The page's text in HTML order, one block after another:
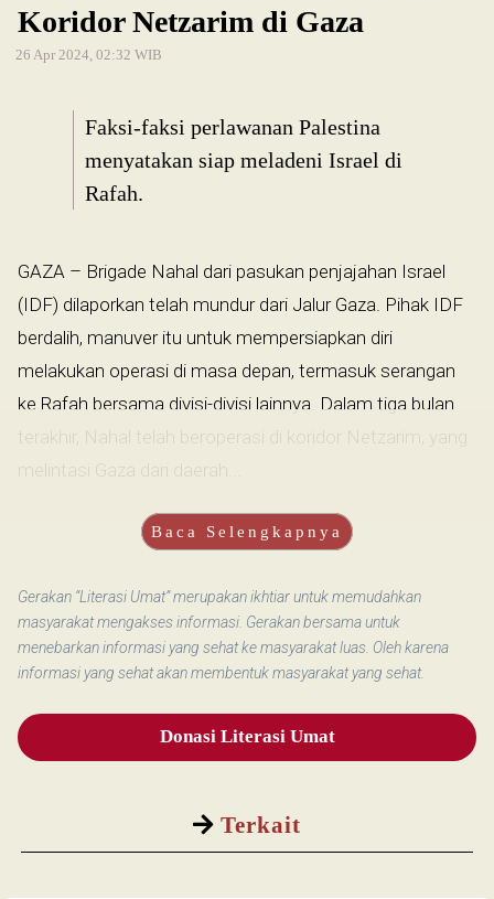
Terkait
Koridor Netzarim di Gaza
26 Apr 2024, 02:32 WIB
Faksi-faksi perlawanan Palestina
menyatakan siap meladeni Israel di
Rafah.
GAZA – Brigade Nahal dari pasukan penjajahan Israel
(IDF) dilaporkan telah mundur dari Jalur Gaza. Pihak IDF
berdalih, manuver itu untuk mempersiapkan diri
melakukan operasi di masa depan, termasuk serangan
ke Rafah bersama divisi-divisi lainnya. Dalam tiga bulan
terakhir, Nahal telah beroperasi di koridor Netzarim, yang
melintasi Gaza dari daerah...
Baca Selengkapnya
Gerakan “Literasi Umat” merupakan ikhtiar untuk memudahkan
masyarakat mengakses informasi. Gerakan bersama untuk
menebarkan informasi yang sehat ke masyarakat luas. Oleh karena
informasi yang sehat akan membentuk masyarakat yang sehat.
Donasi Literasi Umat